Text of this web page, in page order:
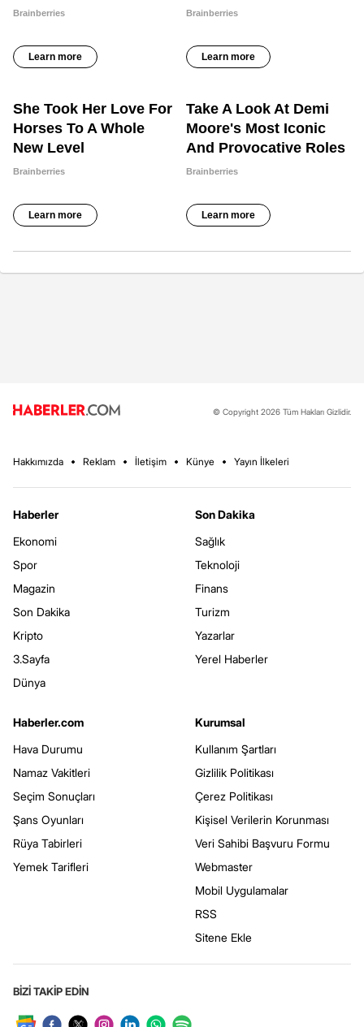
© Copyright 2026 Tüm Hakları Gizlidir.
Hakkımızda Reklam İletişim Künye Yayın İlkeleri
Haberler
Ekonomi
Spor
Magazin
Son Dakika
Kripto
3.Sayfa
Dünya
Son Dakika
Sağlık
Teknoloji
Finans
Turizm
Yazarlar
Yerel Haberler
Haberler.com
Hava Durumu
Namaz Vakitleri
Seçim Sonuçları
Şans Oyunları
Rüya Tabirleri
Yemek Tarifleri
Kurumsal
Kullanım Şartları
Gizlilik Politikası
Çerez Politikası
Kişisel Verilerin Korunması
Veri Sahibi Başvuru Formu
Webmaster
Mobil Uygulamalar
RSS
Sitene Ekle
BİZİ TAKİP EDİN